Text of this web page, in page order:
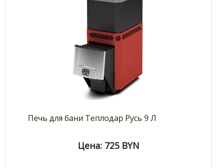
Печь для бани Теплодар Русь 9 Л
Цена: 725 BYN